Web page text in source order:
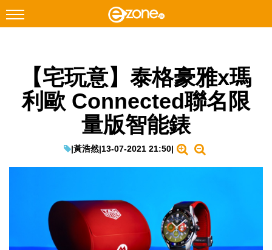
Facebook Instagram
科技焦點
教學評測
生成式AI與雲端應用
【宅玩意】泰格豪雅x瑪
利歐 Connected聯名限
量版智能錶
|黃浩然|13-07-2021 21:50|